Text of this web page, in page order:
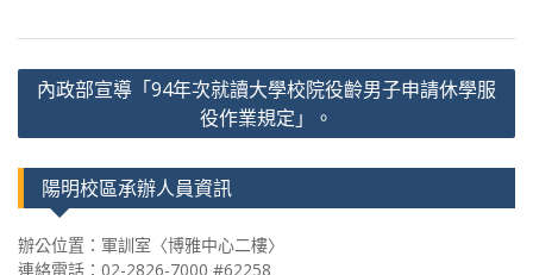
文
章
導
內政部宣導「94年次就讀大學校院役齡男子申請休學服
役作業規定」。
陽明校區承辦人員資訊
辦公位置：軍訓室〈博雅中心二樓〉
連絡電話：02-2826-7000 #62258